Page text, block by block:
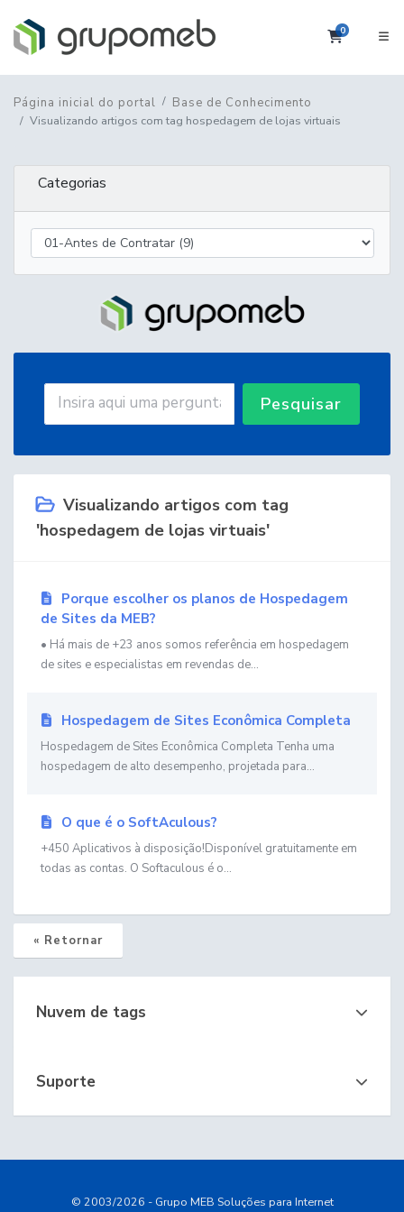
0Carrinho
Página inicial do portal Base de Conhecimento
Visualizando artigos com tag hospedagem de lojas virtuais
Categorias
Pesquisar
Visualizando artigos com tag
'hospedagem de lojas virtuais'
Porque escolher os planos de Hospedagem
de Sites da MEB?
• Há mais de +23 anos somos referência em hospedagem
de sites e especialistas em revendas de...
Hospedagem de Sites Econômica Completa
Hospedagem de Sites Econômica Completa Tenha uma
hospedagem de alto desempenho, projetada para...
O que é o SoftAculous?
+450 Aplicativos à disposição!Disponível gratuitamente em
todas as contas. O Softaculous é o...
« Retornar
Nuvem de tags
Suporte
© 2003/2026 - Grupo MEB Soluções para Internet